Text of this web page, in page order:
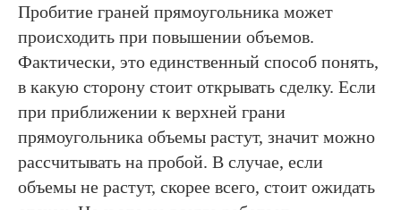
Пробитие граней прямоугольника может
происходить при повышении объемов.
Фактически, это единственный способ понять,
в какую сторону стоит открывать сделку. Если
при приближении к верхней грани
прямоугольника объемы растут, значит можно
рассчитывать на пробой. В случае, если
объемы не растут, скорее всего, стоит ожидать